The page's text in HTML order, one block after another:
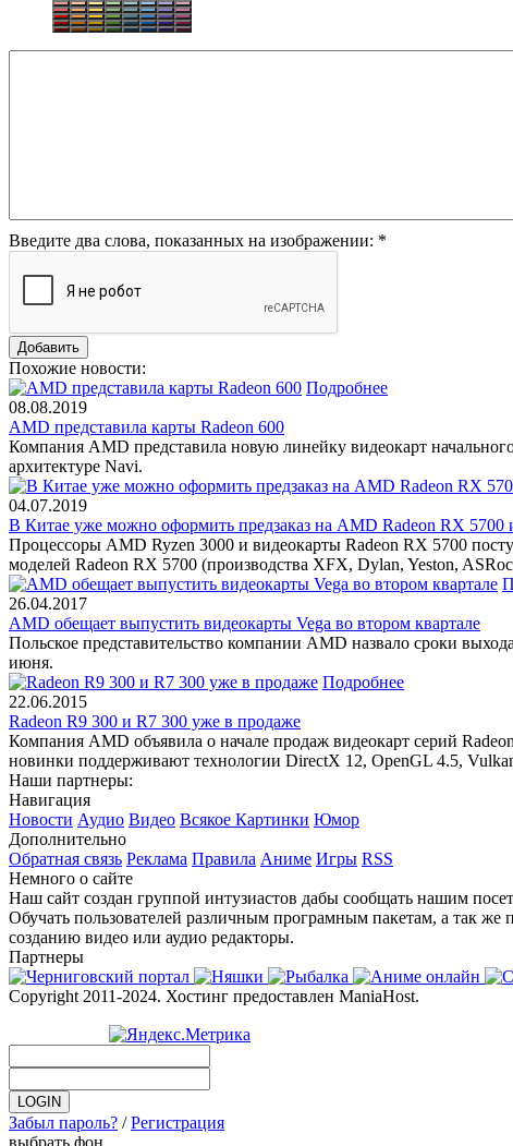
Введите два слова, показанных на изображении: *
Похожие новости:
Подробнее
08.08.2019
AMD представила карты Radeon 600
Компания AMD представила новую линейку видеокарт
архитектуре Navi.
04.07.2019
В Китае уже можно оформить предзаказ на AMD Radeon RX 5700
Процессоры AMD Ryzen 3000 и видеокарты Radeon RX 5700
моделей Radeon RX 5700 (производства XFX, Dylan, Yeston,
26.04.2017
AMD обещает выпустить видеокарты Vega во втором квартале
Польское представительство компании AMD назвало сроки
июня.
Подробнее
22.06.2015
Radeon R9 300 и R7 300 уже в продаже
Компания AMD объявила о начале продаж видеокарт серий
новинки поддерживают технологии DirectX 12, OpenGL 4.5,
Наши партнеры:
Навигация
Новости Аудио Видео Всякое Картинки Юмор
Дополнительно
Обратная связь Реклама Правила Аниме Игры RSS
Немного о сайте
Наш сайт создан группой интузиастов дабы сообщать нашим
Обучать пользователей различным програмным пакетам, а так
созданию видео или аудио редакторы.
Партнеры
Copyright 2011-2024. Хостинг предоставлен ManiaHost.
Забыл пароль? /Регистрация
выбрать фон